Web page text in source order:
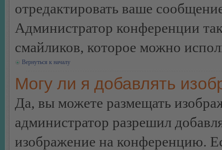
отредактировать ваше
Администратор конференции
смайликов, которое можно
Вернуться к началу
Могу ли я добавлять
Да, вы можете размещать
администратор разрешил
изображение на конференцию.